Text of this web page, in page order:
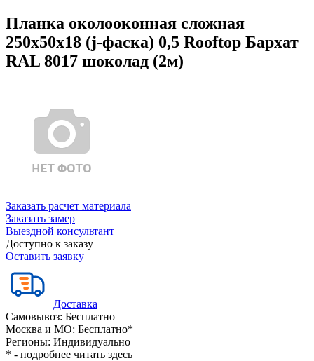
Планка околооконная сложная
250х50х18 (j-фаска) 0,5 Rooftop Бархат
RAL 8017 шоколад (2м)
Заказать расчет материала
Заказать замер
Выездной консультант
Доступно к заказу
Оставить заявку
Доставка
Самовывоз: Бесплатно
Москва и МО: Бесплатно*
Регионы: Индивидуально
* - подробнее читать здесь